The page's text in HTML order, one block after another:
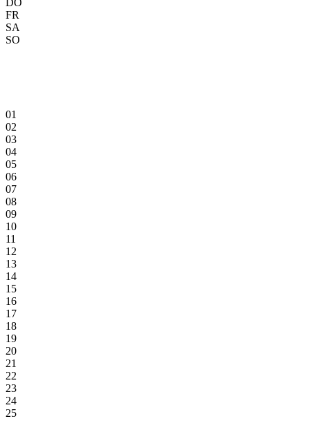
DO
FR
SA
SO
01
02
03
04
05
06
07
08
09
10
11
12
13
14
15
16
17
18
19
20
21
22
23
24
25